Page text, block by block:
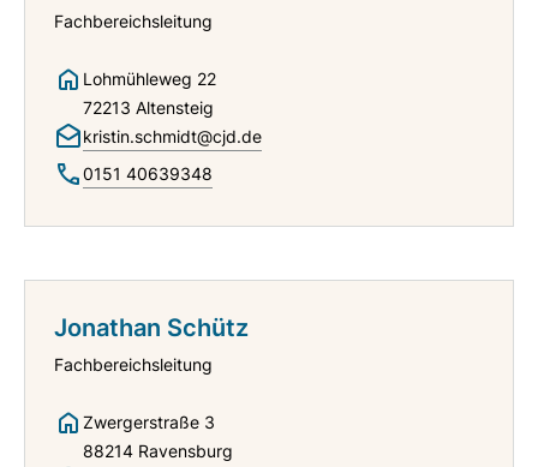
Fachbereichsleitung
Lohmühleweg 22
72213 Altensteig
kristin.schmidt@cjd.de
0151 40639348
Jonathan Schütz
Fachbereichsleitung
Zwergerstraße 3
88214 Ravensburg